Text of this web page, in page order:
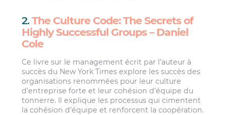
2.The Culture Code: The Secrets of
Highly Successful Groups – Daniel
Cole
Ce livre sur le management écrit par l’auteur à
succès du New York Times explore les succès des
organisations renommées pour leur culture
d’entreprise forte et leur cohésion d’équipe du
tonnerre. Il explique les processus qui cimentent
la cohésion d’équipe et renforcent la coopération.